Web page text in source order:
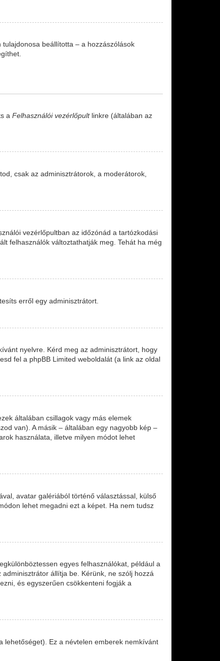
beállította – a hozzászólások
aFelhasználói vezérlőpultlinkre (általában az
csak az adminisztrátorok, a moderátorok,
vezérlőpultban az időzónád a tartózkodási
felhasználók változtathatják meg. Tehát ha még
erről egy adminisztrátort.
nyelvre. Kérd meg az adminisztrátort, hogy
fel a phpBB Limited weboldalát (a link az oldal
általában csillagok vagy más elemek
van). A másik – általában egy nagyobb kép –
használata, illetve milyen módot lehet
avatar galériából történő választással, külső
lehet megadni ezt a képet. Ha nem tudsz
egyes felhasználókat, például a
állítja be. Kérünk, ne szólj hozzá
és egyszerűen csökkenteni fogják a
lehetőséget). Ez a névtelen emberek nemkívánt